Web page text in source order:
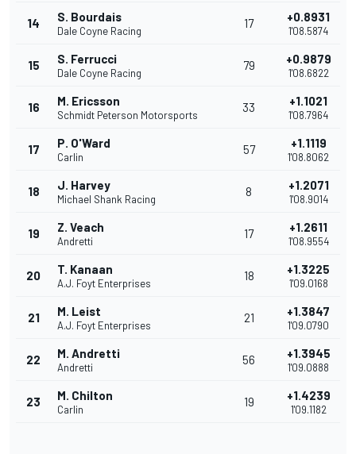
14 S. Bourdais
Dale Coyne Racing
17 +0.8931
1'08.5874
15 S. Ferrucci
Dale Coyne Racing
79 +0.9879
1'08.6822
16 M. Ericsson
Schmidt Peterson Motorsports
33 +1.1021
1'08.7964
17 P. O'Ward
Carlin
57 +1.1119
1'08.8062
18 J. Harvey
Michael Shank Racing
8 +1.2071
1'08.9014
19 Z. Veach
Andretti
17 +1.2611
1'08.9554
20 T. Kanaan
A.J. Foyt Enterprises
18 +1.3225
1'09.0168
21 M. Leist
A.J. Foyt Enterprises
21 +1.3847
1'09.0790
22 M. Andretti
Andretti
56 +1.3945
1'09.0888
23 M. Chilton
Carlin
19 +1.4239
1'09.1182